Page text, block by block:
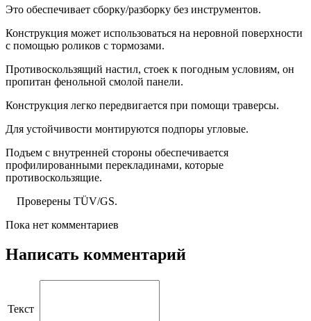
Это обеспечивает сборку/разборку без инструментов.
Конструкция может использоваться на неровной поверхности
с помощью роликов с тормозами.
Противоскользящий настил, стоек к погодным условиям, он
пропитан фенольной смолой панели.
Конструкция легко передвигается при помощи траверсы.
Для устойчивости монтируются подпоры угловые.
Подъем с внутренней стороны обеспечивается
профилированными перекладинами, которые
противоскользящие.
Проверены TÜV/GS.
Пока нет комментариев
Написать комментарий
Текст